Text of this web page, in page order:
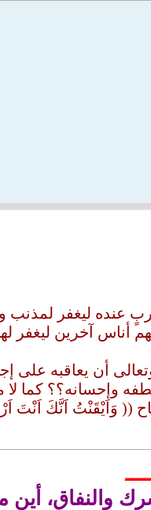
عنده ليغفر لمذنب
أناس آخرين ليغفر
أن يعاقبه على
وإحسانه؟؟ كما لا
(( وَاَيْقَنْتُ اَنَّكَ
والنفاق،